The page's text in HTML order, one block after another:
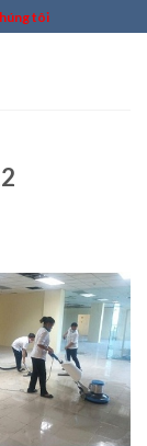
tôi